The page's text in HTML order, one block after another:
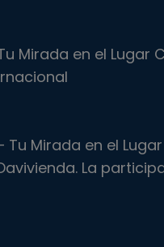
Mirada en el Lugar
Tu Mirada en el
La